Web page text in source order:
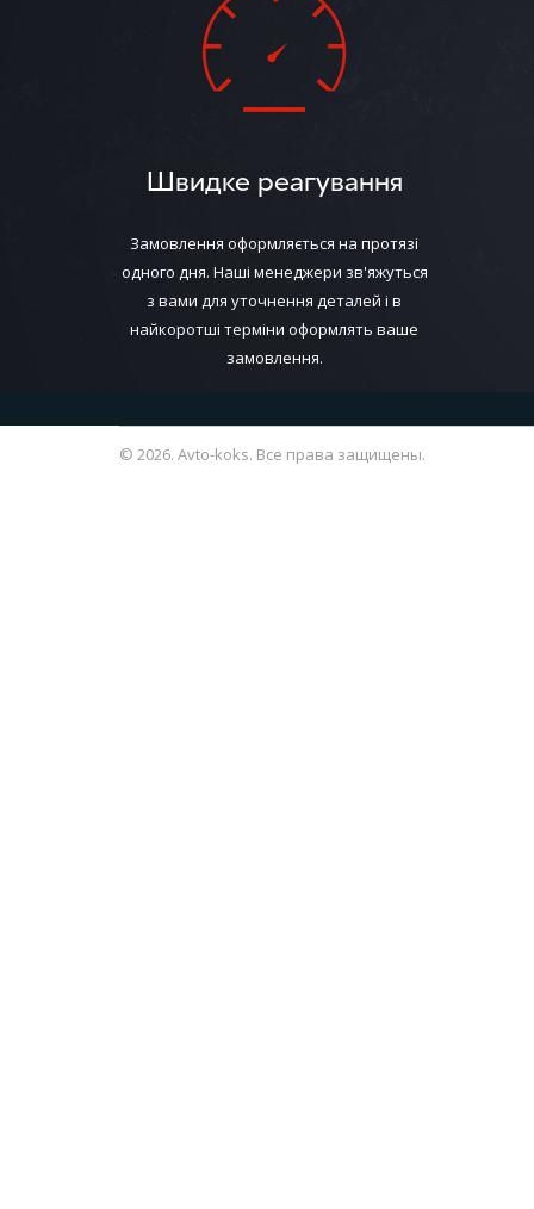
Швидке реагування
Замовлення оформляється на протязі
одного дня. Наші менеджери зв'яжуться
з вами для уточнення деталей і в
найкоротші терміни оформлять ваше
замовлення.
© 2026. Avto-koks. Все права защищены.